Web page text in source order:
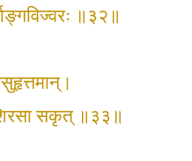
॥३२॥
सकृत् ॥३३॥